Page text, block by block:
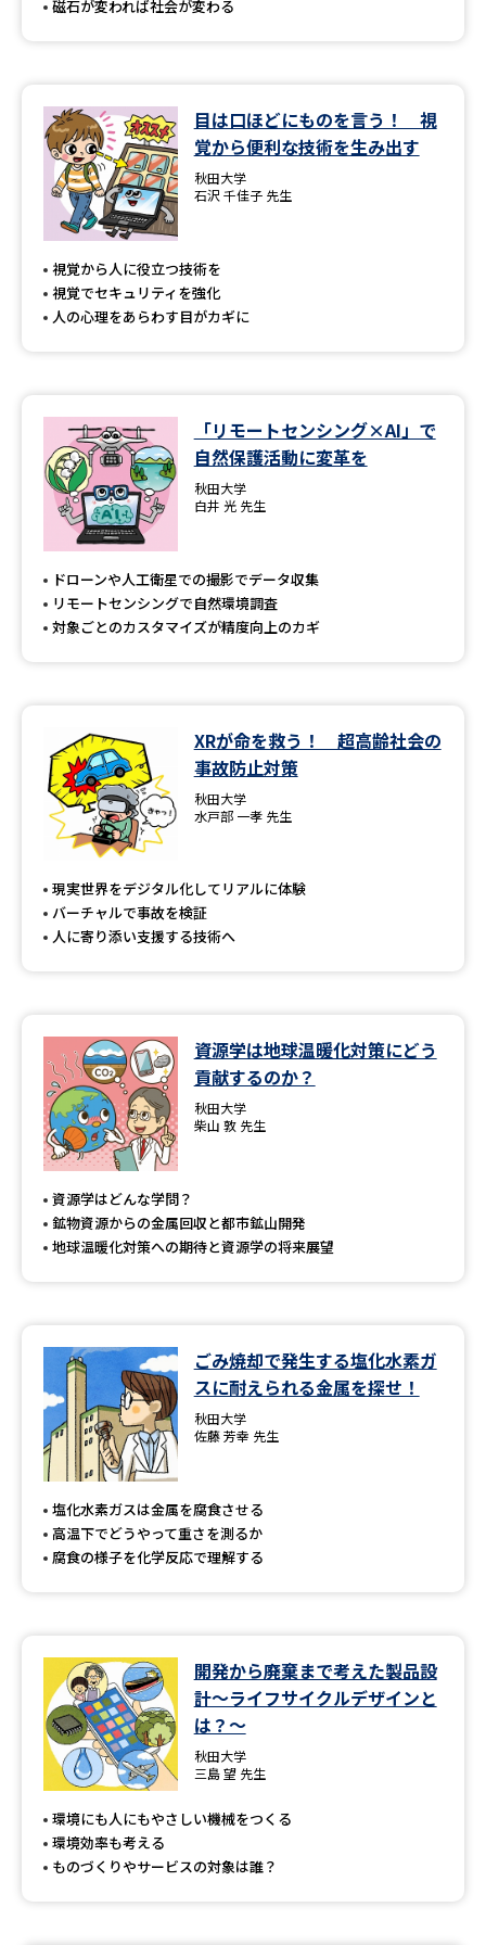
磁石が変われば社会が変わる
目は口ほどにものを言う！ 視
覚から便利な技術を生み出す
秋田大学
石沢 千佳子 先生
視覚から人に役立つ技術を
視覚でセキュリティを強化
人の心理をあらわす目がカギに
「リモートセンシング×AI」で
自然保護活動に変革を
秋田大学
白井 光 先生
ドローンや人工衛星での撮影でデータ収集
リモートセンシングで自然環境調査
対象ごとのカスタマイズが精度向上のカギ
XRが命を救う！ 超高齢社会の
事故防止対策
秋田大学
水戸部 一孝 先生
現実世界をデジタル化してリアルに体験
バーチャルで事故を検証
人に寄り添い支援する技術へ
資源学は地球温暖化対策にどう
貢献するのか？
秋田大学
柴山 敦 先生
資源学はどんな学問？
鉱物資源からの金属回収と都市鉱山開発
地球温暖化対策への期待と資源学の将来展望
ごみ焼却で発生する塩化水素ガ
スに耐えられる金属を探せ！
秋田大学
佐藤 芳幸 先生
塩化水素ガスは金属を腐食させる
高温下でどうやって重さを測るか
腐食の様子を化学反応で理解する
開発から廃棄まで考えた製品設
計～ライフサイクルデザインと
は？～
秋田大学
三島 望 先生
環境にも人にもやさしい機械をつくる
環境効率も考える
ものづくりやサービスの対象は誰？